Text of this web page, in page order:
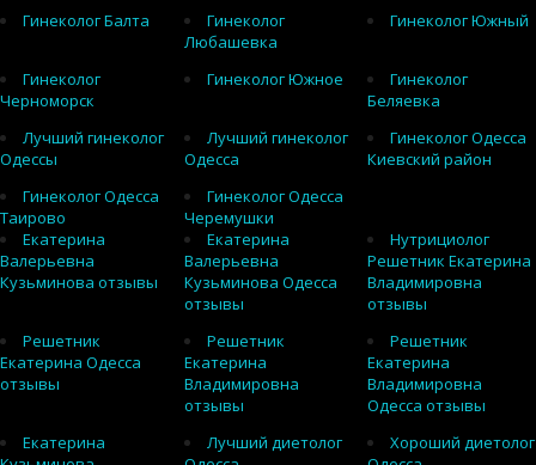
Гинеколог Балта
Гинеколог
Любашевка
Гинеколог Южный
Гинеколог
Черноморск
Гинеколог Южное
Гинеколог
Беляевка
Лучший гинеколог
Одессы
Лучший гинеколог
Одесса
Гинеколог Одесса
Киевский район
Гинеколог Одесса
Таирово
Гинеколог Одесса
Черемушки
Екатерина
Валерьевна
Кузьминова отзывы
Екатерина
Валерьевна
Кузьминова Одесса
отзывы
Нутрициолог
Решетник Екатерина
Владимировна
отзывы
Решетник
Екатерина Одесса
отзывы
Решетник
Екатерина
Владимировна
отзывы
Решетник
Екатерина
Владимировна
Одесса отзывы
Екатерина
Лучший диетолог
Хороший диетолог